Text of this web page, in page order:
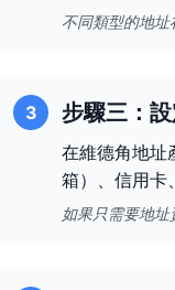
不同類型的地址
3 步驟三：
在維德角地址
箱）、信用卡
如果只需要地址